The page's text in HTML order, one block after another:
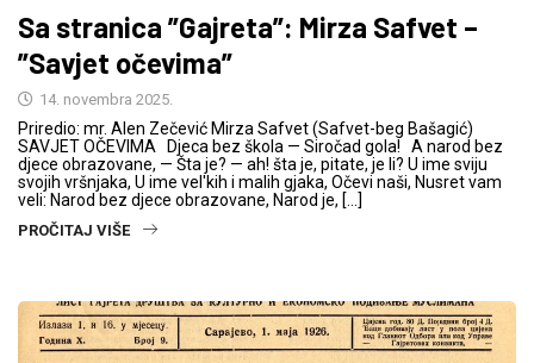
Sa stranica ”Gajreta”: Mirza Safvet –
”Savjet očevima”
14. novembra 2025.
Priredio: mr. Alen Zečević Mirza Safvet (Safvet-beg Bašagić)
SAVJET OČEVIMA Djeca bez škola — Siročad gola! A narod bez
djece obrazovane, — Šta je? — ah! šta je, pitate, je li? U ime sviju
svojih vršnjaka, U ime vel'kih i malih gjaka, Očevi naši, Nusret vam
veli: Narod bez djece obrazovane, Narod je, […]
PROČITAJ VIŠE